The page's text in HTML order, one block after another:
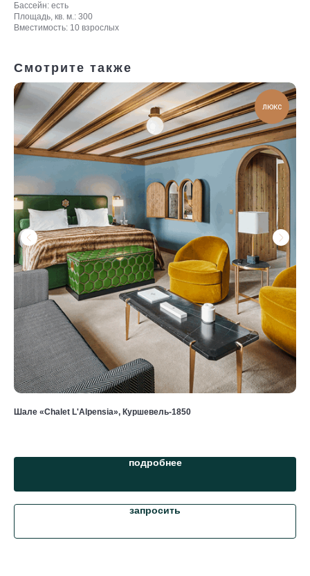
Бассейн: есть
Площадь, кв. м.: 300
Вместимость: 10 взрослых
Смотрите также
люкс
Шале «Chalet L'Alpensia», Куршевель-1850
подробнее
запросить